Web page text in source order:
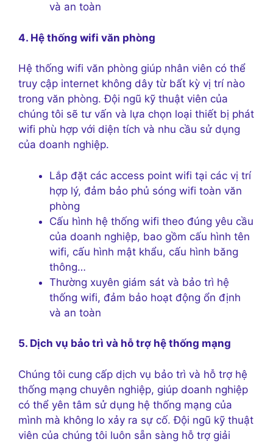
và an toàn
4. Hệ thống wifi văn phòng
Hệ thống wifi văn phòng giúp nhân viên có thể
truy cập internet không dây từ bất kỳ vị trí nào
trong văn phòng. Đội ngũ kỹ thuật viên của
chúng tôi sẽ tư vấn và lựa chọn loại thiết bị phát
wifi phù hợp với diện tích và nhu cầu sử dụng
của doanh nghiệp.
Lắp đặt các access point wifi tại các vị trí
hợp lý, đảm bảo phủ sóng wifi toàn văn
phòng
Cấu hình hệ thống wifi theo đúng yêu cầu
của doanh nghiệp, bao gồm cấu hình tên
wifi, cấu hình mật khẩu, cấu hình băng
thông…
Thường xuyên giám sát và bảo trì hệ
thống wifi, đảm bảo hoạt động ổn định
và an toàn
5. Dịch vụ bảo trì và hỗ trợ hệ thống mạng
Chúng tôi cung cấp dịch vụ bảo trì và hỗ trợ hệ
thống mạng chuyên nghiệp, giúp doanh nghiệp
có thể yên tâm sử dụng hệ thống mạng của
mình mà không lo xảy ra sự cố. Đội ngũ kỹ thuật
viên của chúng tôi luôn sẵn sàng hỗ trợ giải